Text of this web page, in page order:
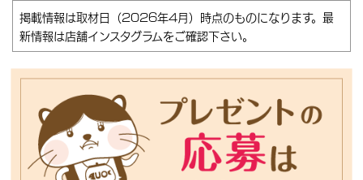
掲載情報は取材日（2026年4月）時点のものになります。最
新情報は店舗インスタグラムをご確認下さい。